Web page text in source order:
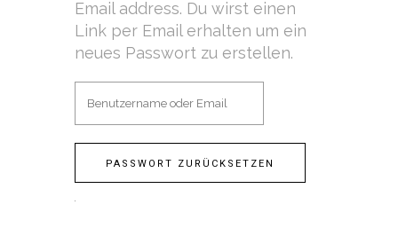
Email address. Du wirst einen
Link per Email erhalten um ein
neues Passwort zu erstellen.